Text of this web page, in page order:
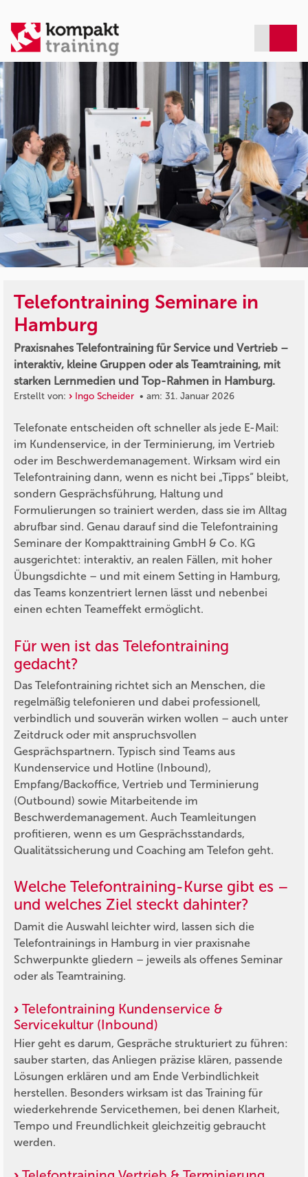
Telefontraining Seminare in
Hamburg
Praxisnahes Telefontraining für Service und Vertrieb –
interaktiv, kleine Gruppen oder als Teamtraining, mit
starken Lernmedien und Top-Rahmen in Hamburg.
Erstellt von: Ingo Scheider • am: 31. Januar 2026
Telefonate entscheiden oft schneller als jede E-Mail:
im Kundenservice, in der Terminierung, im Vertrieb
oder im Beschwerdemanagement. Wirksam wird ein
Telefontraining dann, wenn es nicht bei „Tipps“ bleibt,
sondern Gesprächsführung, Haltung und
Formulierungen so trainiert werden, dass sie im Alltag
abrufbar sind. Genau darauf sind die Telefontraining
Seminare der Kompakttraining GmbH & Co. KG
ausgerichtet: interaktiv, an realen Fällen, mit hoher
Übungsdichte – und mit einem Setting in Hamburg,
das Teams konzentriert lernen lässt und nebenbei
einen echten Teameffekt ermöglicht.
Für wen ist das Telefontraining
gedacht?
Das Telefontraining richtet sich an Menschen, die
regelmäßig telefonieren und dabei professionell,
verbindlich und souverän wirken wollen – auch unter
Zeitdruck oder mit anspruchsvollen
Gesprächspartnern. Typisch sind Teams aus
Kundenservice und Hotline (Inbound),
Empfang/Backoffice, Vertrieb und Terminierung
(Outbound) sowie Mitarbeitende im
Beschwerdemanagement. Auch Teamleitungen
profitieren, wenn es um Gesprächsstandards,
Qualitätssicherung und Coaching am Telefon geht.
Welche Telefontraining-Kurse gibt es –
und welches Ziel steckt dahinter?
Damit die Auswahl leichter wird, lassen sich die
Telefontrainings in Hamburg in vier praxisnahe
Schwerpunkte gliedern – jeweils als offenes Seminar
oder als Teamtraining.
Telefontraining Kundenservice &
Servicekultur (Inbound)
Hier geht es darum, Gespräche strukturiert zu führen:
sauber starten, das Anliegen präzise klären, passende
Lösungen erklären und am Ende Verbindlichkeit
herstellen. Besonders wirksam ist das Training für
wiederkehrende Servicethemen, bei denen Klarheit,
Tempo und Freundlichkeit gleichzeitig gebraucht
werden.